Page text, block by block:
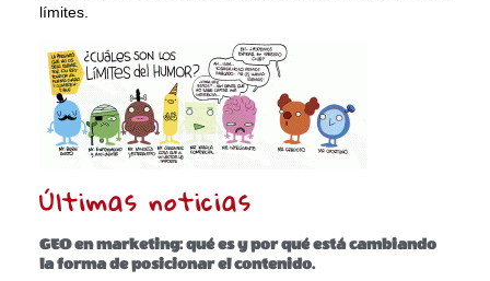
límites.
Últimas noticias
GEO en marketing: qué es y por qué está cambiando
la forma de posicionar el contenido.